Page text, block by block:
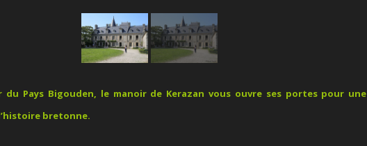
du Pays Bigouden, le manoir de Kerazan vous ouvre ses portes pour une
bretonne.